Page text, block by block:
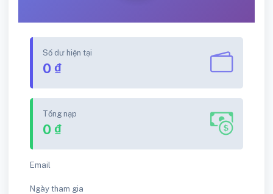
Số dư hiện tại
0 ₫
Tổng nạp
0 ₫
Email
Ngày tham gia